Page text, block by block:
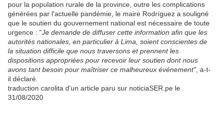
pour la population rurale de la province, outre les complications
générées par l'actuelle pandémie, le maire Rodríguez a souligné
que le soutien du gouvernement national est nécessaire de toute
urgence : "Je demande de diffuser cette information afin que les
autorités nationales, en particulier à Lima, soient conscientes de
la situation difficile que nous traversons et prennent les
dispositions appropriées pour recevoir leur soutien dont nous
avons tant besoin pour maîtriser ce malheureux événement", a-t-
il déclaré.
traduction carolita d'un article paru sur noticiaSER.pe le
31/08/2020